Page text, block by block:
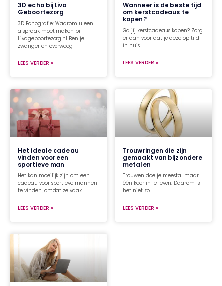
3D echo bij Liva
Geboortezorg
3D Echografie: Waarom u een
afspraak moet maken bij
Livageboortezorg.nl Ben je
zwanger en overweeg
LEES VERDER »
Wanneer is de beste tijd
om kerstcadeaus te
kopen?
Ga jij kerstcadeaus kopen? Zorg
er dan voor dat je deze op tijd
in huis
LEES VERDER »
Het ideale cadeau
vinden voor een
sportieve man
Het kan moeilijk zijn om een
cadeau voor sportieve mannen
te vinden, omdat ze vaak
LEES VERDER »
Trouwringen die zijn
gemaakt van bijzondere
metalen
Trouwen doe je meestal maar
één keer in je leven. Daarom is
het niet zo
LEES VERDER »